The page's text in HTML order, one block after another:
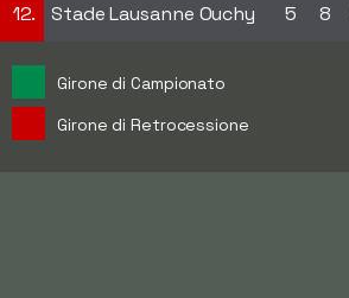
12. Stade Lausanne Ouchy 5 8
Girone di Campionato
Girone di Retrocessione